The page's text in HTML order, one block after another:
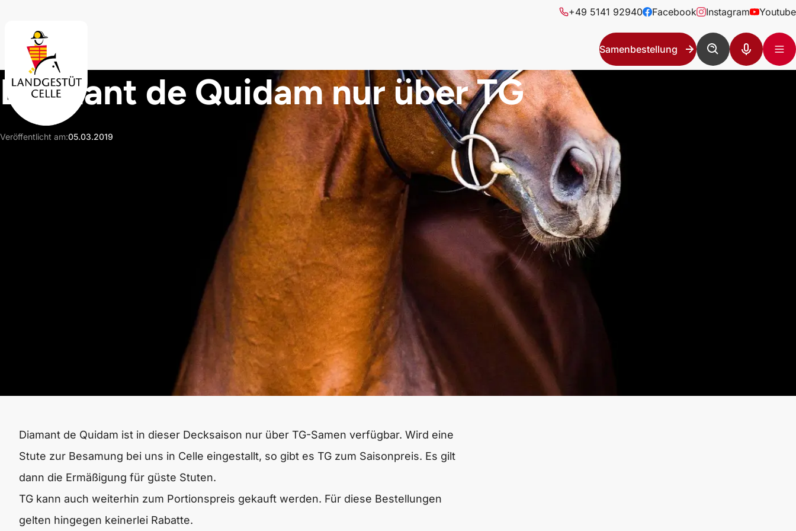
+49 5141 92940 Facebook Instagram Youtube
Samenbestellung
Diamant de Quidam nur über TG
Veröffentlicht am:05.03.2019
Diamant de Quidam ist in dieser Decksaison nur über TG-Samen verfügbar. Wird eine
Stute zur Besamung bei uns in Celle eingestallt, so gibt es TG zum Saisonpreis. Es gilt
dann die Ermäßigung für güste Stuten.
TG kann auch weiterhin zum Portionspreis gekauft werden. Für diese Bestellungen
gelten hingegen keinerlei Rabatte.